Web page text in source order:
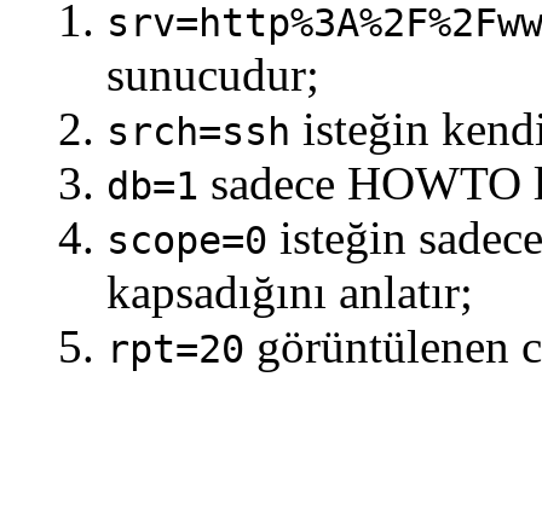
sunucudur;
srch=ssh isteğin
db=1 sadece HOWTO
scope=0 isteğin
kapsadığını anlatır;
rpt=20 görüntülenen